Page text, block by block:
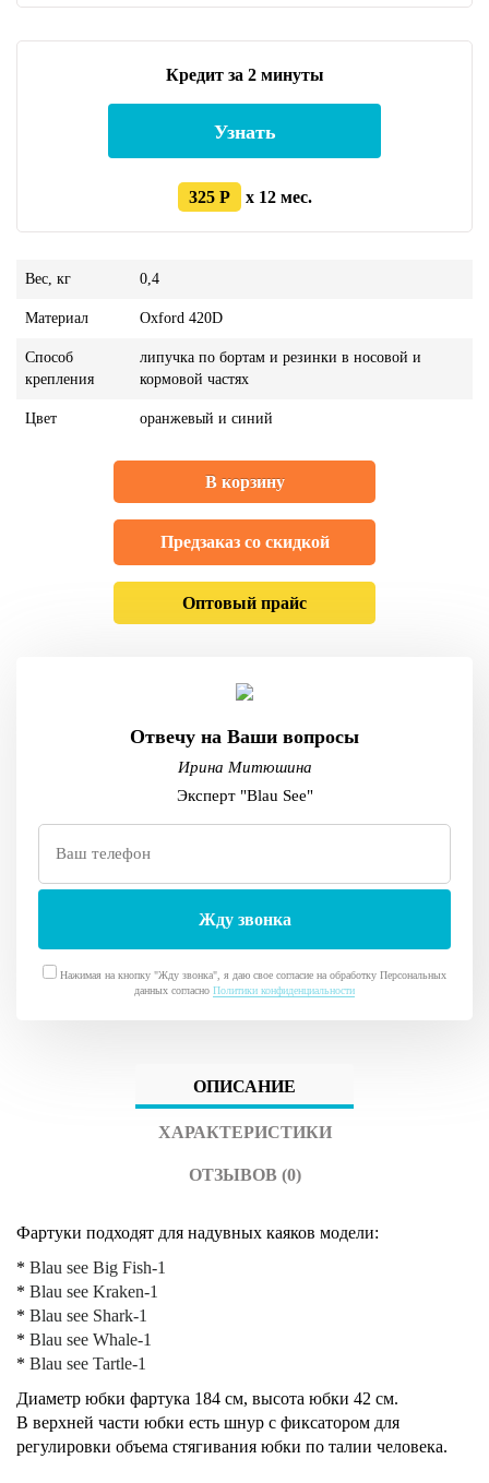
Кредит за 2 минуты
Узнать
325 Р x 12 мес.
Вес, кг 0,4
Материал Oxford 420D
Способ
крепления
липучка по бортам и резинки в носовой и
кормовой частях
Цвет оранжевый и синий
В корзину
Предзаказ со скидкой
Оптовый прайс
Отвечу на Ваши вопросы
Ирина Митюшина
Эксперт "Blau See"
Нажимая на кнопку "Жду звонка", я даю свое согласие на обработку Персональных
данных согласно Политики конфиденциальности
ОПИСАНИЕ
ХАРАКТЕРИСТИКИ
ОТЗЫВОВ (0)
Фартуки подходят для надувных каяков модели:
* Blau see Big Fish-1
* Blau see Kraken-1
* Blau see Shark-1
* Blau see Whale-1
* Blau see Tartle-1
Диаметр юбки фартука 184 см, высота юбки 42 см.
В верхней части юбки есть шнур с фиксатором для
регулировки объема стягивания юбки по талии человека.